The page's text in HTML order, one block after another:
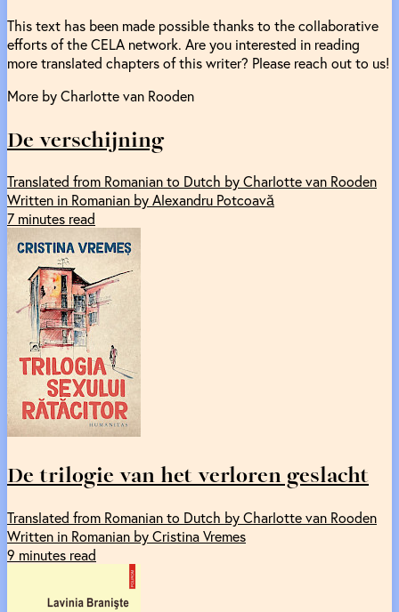
This text has been made possible thanks to the collaborative
efforts of the CELA network. Are you interested in reading
more translated chapters of this writer? Please reach out to us!
More by Charlotte van Rooden
De verschijning
Translated from Romanian to Dutch by Charlotte van Rooden
Written in Romanian by Alexandru Potcoavă
7 minutes read
De trilogie van het verloren geslacht
Translated from Romanian to Dutch by Charlotte van Rooden
Written in Romanian by Cristina Vremes
9 minutes read